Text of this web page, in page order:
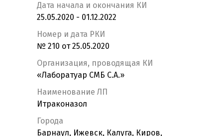
Дата начала и окончания КИ
25.05.2020 - 01.12.2022
Номер и дата РКИ
№ 210 от 25.05.2020
Организация, проводящая КИ
«Лаборатуар СМБ С.А.»
Наименование ЛП
Итраконазол
Города
Барнаул, Ижевск, Калуга, Киров,